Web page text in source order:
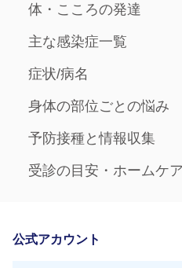
体・こころの発達
主な感染症一覧
症状/病名
身体の部位ごとの悩み
予防接種と情報収集
受診の目安・ホームケア
公式アカウント